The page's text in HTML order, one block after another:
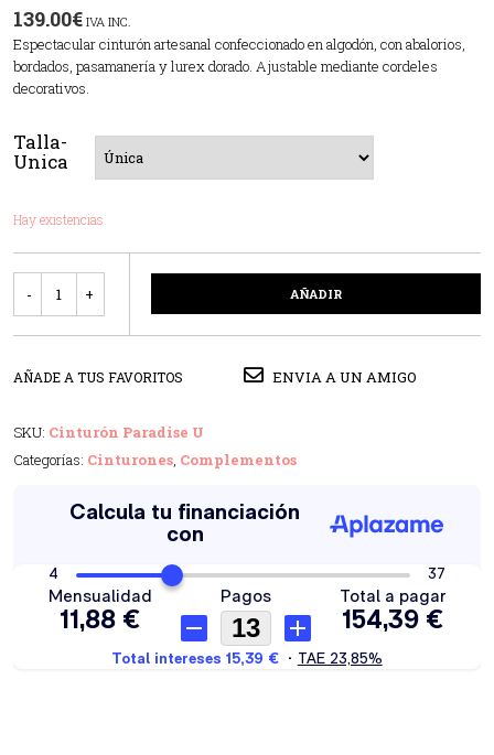
139.00€ IVA INC.
Espectacular cinturón artesanal confeccionado en algodón, con abalorios,
bordados, pasamanería y lurex dorado. Ajustable mediante cordeles
decorativos.
Talla-
Unica
Hay existencias
AÑADIR
AÑADE A TUS FAVORITOS ENVIA A UN AMIGO
SKU: Cinturón Paradise U
Categorías: Cinturones, Complementos